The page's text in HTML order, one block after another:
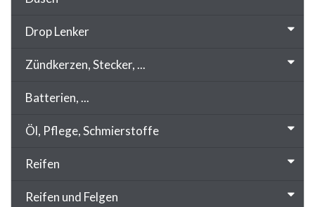
Drop Lenker
Zündkerzen, Stecker, ...
Batterien, ...
Öl, Pflege, Schmierstoffe
Reifen
Reifen und Felgen